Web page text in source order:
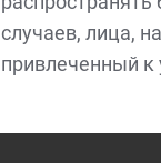
случаев, лица,
привлеченный к